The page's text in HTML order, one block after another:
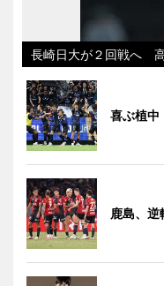
長崎日大が２回戦へ
喜ぶ植
鹿島、